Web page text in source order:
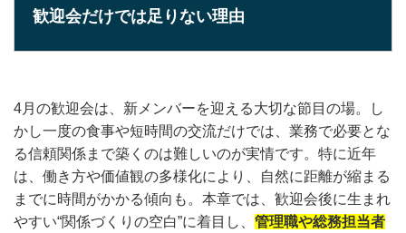
歓迎会だけでは足りない理由
4月の歓迎会は、新メンバーを迎える大切な節目の場。し
かし一度の食事や短時間の交流だけでは、業務で必要とな
る信頼関係まで築くのは難しいのが実情です。特に近年
は、働き方や価値観の多様化により、自然に距離が縮まる
までに時間がかかる傾向も。本章では、歓迎会後に生まれ
やすい“関係づくりの空白”に着目し、 管理職や総務担当者